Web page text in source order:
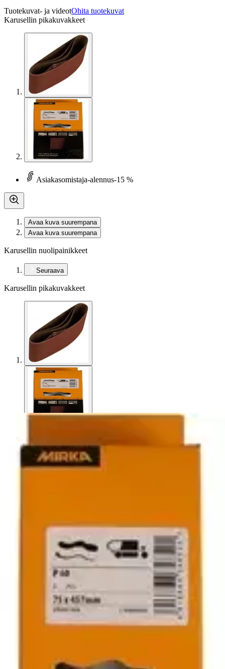
Tuotekuvat- ja videotOhita tuotekuvat
Karusellin pikakuvakkeet
Asiakasomistaja-alennus-15 %
Avaa kuva suurempana
Avaa kuva suurempana
Karusellin nuolipainikkeet
Seuraava
Karusellin pikakuvakkeet
Mirka
Mirka hiomanauha K80
Asiakasomistajahinta
Hinta ilman S-Etukorttia: 9,90 €
Verkkokaupan hinta
Valitse toimitustapa
Nouto myymälästä
Ilmainen
Toimitus
Kotiin tai noutopisteeseen